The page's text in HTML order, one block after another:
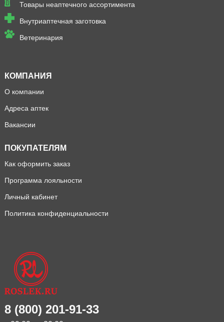
Товары неаптечного ассортимента
Внутриаптечная заготовка
Ветеринария
КОМПАНИЯ
О компании
Адреса аптек
Вакансии
ПОКУПАТЕЛЯМ
Как оформить заказ
Программа лояльности
Личный кабинет
Политика конфиденциальности
8 (800) 201-91-33